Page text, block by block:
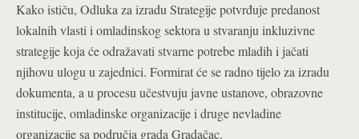
Kako ističu, Odluka za izradu Strategije potvrđuje predanost
lokalnih vlasti i omladinskog sektora u stvaranju inkluzivne
strategije koja će odražavati stvarne potrebe mladih i jačati
njihovu ulogu u zajednici. Formirat će se radno tijelo za izradu
dokumenta, a u procesu učestvuju javne ustanove, obrazovne
institucije, omladinske organizacije i druge nevladine
organizacije sa područja grada Gradačac.